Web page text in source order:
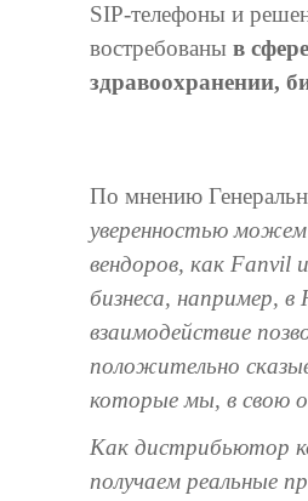
SIP-телефоны и
востребованы в
здравоохранении,
По мнению
уверенностью
вендоров, как Fanvil
бизнеса, например,
взаимодействие
положительно
которые мы, в свою
Как дистрибьютор
получаем реальные